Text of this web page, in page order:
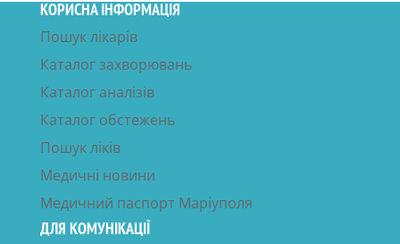
КОРИСНА ІНФОРМАЦІЯ
Пошук лікарів
Каталог захворювань
Каталог аналізів
Каталог обстежень
Пошук ліків
Медичні новини
Медичний паспорт Маріуполя
ДЛЯ КОМУНІКАЦІЇ